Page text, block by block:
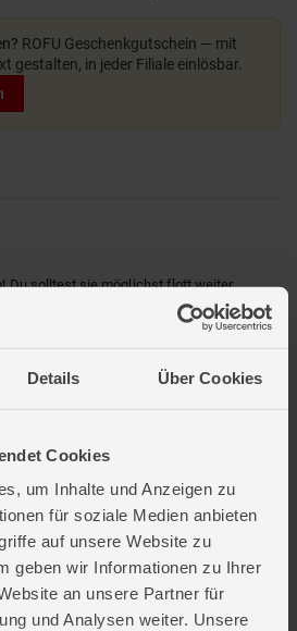
Details Über Cookies
Cookies
um Inhalte und Anzeigen zu
für soziale Medien anbieten
auf unsere Website zu
geben wir Informationen zu Ihrer
an unsere Partner für
und Analysen weiter. Unsere
ROFU Geschenkgutschein — mit
gestalten, in jeder Filiale einlösbar.
Du solltest sie möglichst flott weiter
zuerst auf eine zumindest
die zum Thema der gezogenen